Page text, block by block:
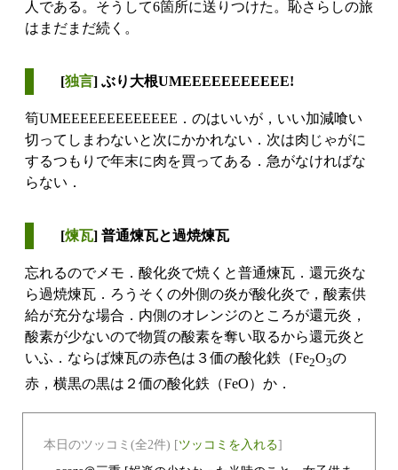
人である。そうして6箇所に送りつけた。恥さらしの旅
はまだまだ続く。
[独言] ぶり大根UMEEEEEEEEEEE!
筍UMEEEEEEEEEEEEE．のはいいが，いい加減喰い
切ってしまわないと次にかかれない．次は肉じゃがに
するつもりで年末に肉を買ってある．急がなければな
らない．
[煉瓦] 普通煉瓦と過焼煉瓦
忘れるのでメモ．酸化炎で焼くと普通煉瓦．還元炎な
ら過焼煉瓦．ろうそくの外側の炎が酸化炎で，酸素供
給が充分な場合．内側のオレンジのところが還元炎，
酸素が少ないので物質の酸素を奪い取るから還元炎と
いふ．ならば煉瓦の赤色は３価の酸化鉄（Fe2O3の
赤，横黒の黒は２価の酸化鉄（FeO）か．
本日のツッコミ(全2件) [ツッコミを入れる]